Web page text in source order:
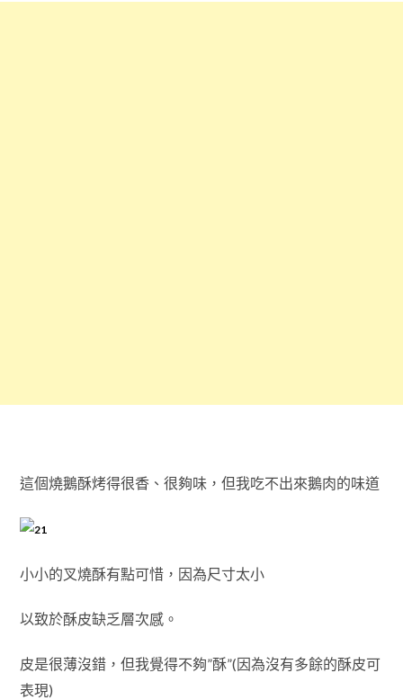
這個燒鵝酥烤得很香、很夠味，但我吃不出來鵝肉的味道
小小的叉燒酥有點可惜，因為尺寸太小
以致於酥皮缺乏層次感。
皮是很薄沒錯，但我覺得不夠”酥”(因為沒有多餘的酥皮可
表現)